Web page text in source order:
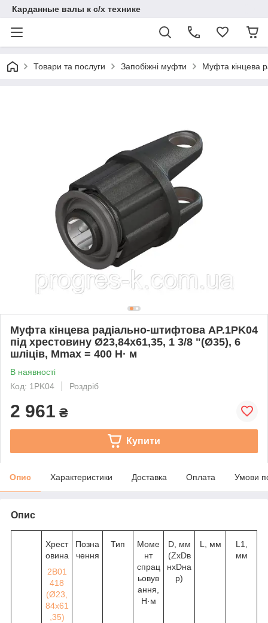
Карданные валы к с/х технике
Товари та послуги Запобіжні муфти Муфта кінцева
Муфта кінцева радіально-штифтова AP.1PK04
під хрестовину Ø23,84x61,35, 1 3/8 "(Ø35), 6
шліців, Mmax = 400 Н· м
В наявності
Код: 1PK04
Роздріб
2 961 ₴
Купити
Опис Характеристики Доставка Оплата Умови
Опис
Хрест
овина
2В01
418
(Ø23,
84х61
,35)
Позна
чення
Тип
Моме
нт
спрац
ьовув
ання,
Н·м
D, мм
(ZxDв
нхDна
р)
L, мм
L1,
мм